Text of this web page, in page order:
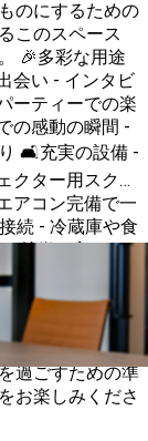
のにするための
このスペース
会い - インタビ
ーティーでの楽
の感動の瞬間 -
-
クター用スクリ
アコン完備で一
続 - 冷蔵庫や食
完備で安心の衛
像鑑賞に最適
能 - イベントの
過ごすための準
お楽しみくださ